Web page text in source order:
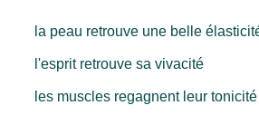
la peau retrouve une belle
l'esprit retrouve sa vivacité
les muscles regagnent leur tonicité